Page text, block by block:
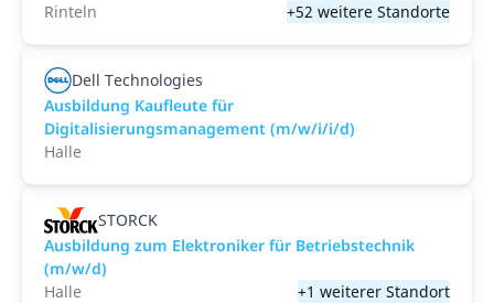
Rinteln
+52 weitere Standorte
Dell Technologies
Ausbildung Kaufleute für
Digitalisierungsmanagement (m/w/i/i/d)
Halle
STORCK
Ausbildung zum Elektroniker für Betriebstechnik
(m/w/d)
Halle
+1 weiterer Standort